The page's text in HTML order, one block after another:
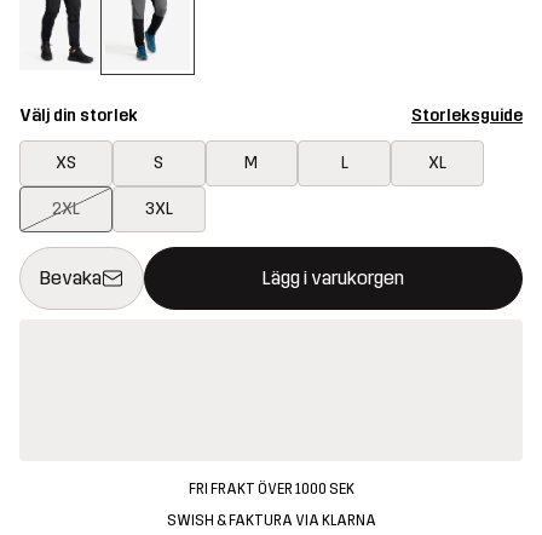
Välj din storlek Storleksguide
XS S M L XL
2XL 3XL
Bevaka Lägg i varukorgen
Denna knapp kommer att öppna en modal som bekräftar en ny
{{size}} inte tillgänglig
FRI FRAKT ÖVER 1000 SEK
SWISH & FAKTURA VIA KLARNA